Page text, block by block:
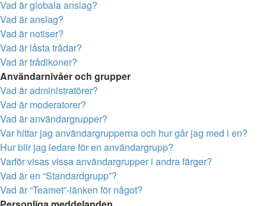
Vad är globala anslag?
Vad är anslag?
Vad är notiser?
Vad är låsta trådar?
Vad är trådikoner?
Användarnivåer och grupper
Vad är administratörer?
Vad är moderatorer?
Vad är användargrupper?
Var hittar jag användargrupperna och hur går jag med i en?
Hur blir jag ledare för en användargrupp?
Varför visas vissa användargrupper i andra färger?
Vad är en “Standardgrupp”?
Vad är “Teamet”-länken för något?